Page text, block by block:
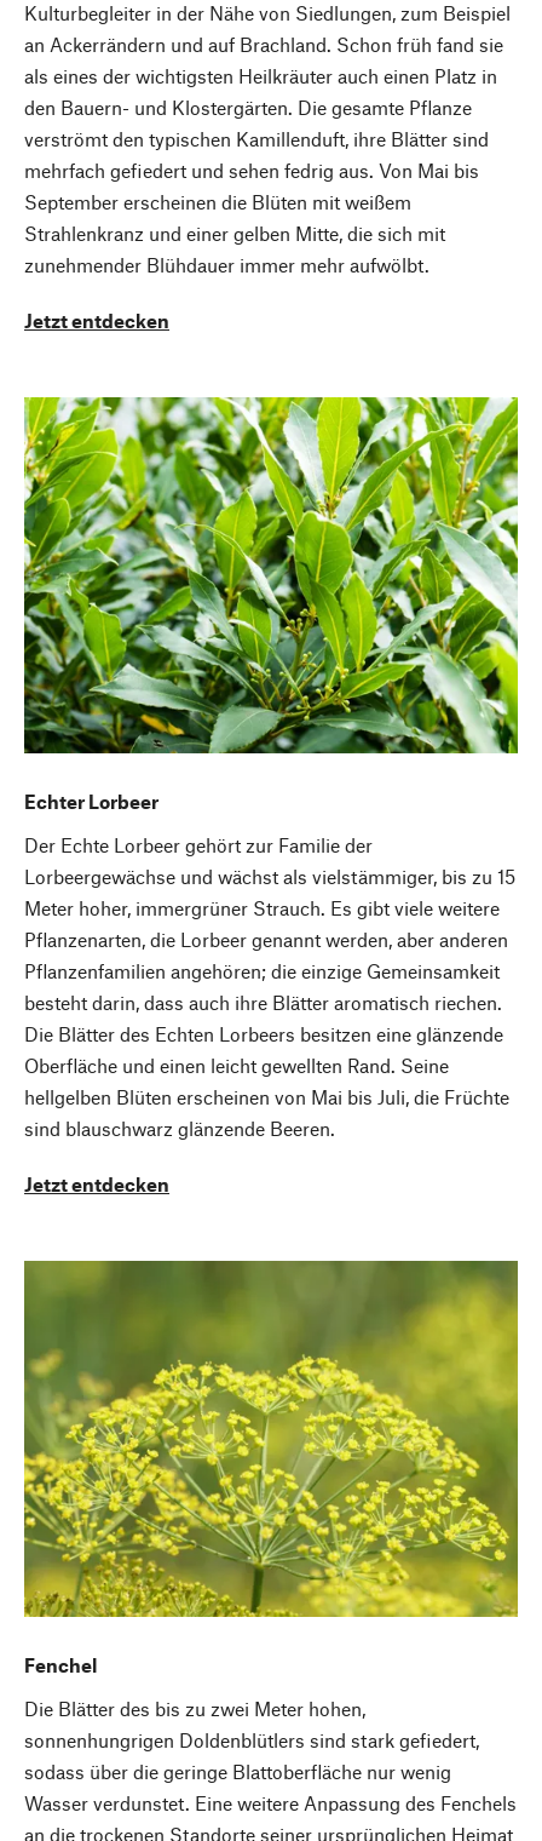
Kulturbegleiter in der Nähe von Siedlungen, zum Beispiel
an Ackerrändern und auf Brachland. Schon früh fand sie
als eines der wichtigsten Heilkräuter auch einen Platz in
den Bauern- und Klostergärten. Die gesamte Pflanze
verströmt den typischen Kamillenduft, ihre Blätter sind
mehrfach gefiedert und sehen fedrig aus. Von Mai bis
September erscheinen die Blüten mit weißem
Strahlenkranz und einer gelben Mitte, die sich mit
zunehmender Blühdauer immer mehr aufwölbt.
Jetzt entdecken
Echter Lorbeer
Der Echte Lorbeer gehört zur Familie der
Lorbeergewächse und wächst als vielstämmiger, bis zu 15
Meter hoher, immergrüner Strauch. Es gibt viele weitere
Pflanzenarten, die Lorbeer genannt werden, aber anderen
Pflanzenfamilien angehören; die einzige Gemeinsamkeit
besteht darin, dass auch ihre Blätter aromatisch riechen.
Die Blätter des Echten Lorbeers besitzen eine glänzende
Oberfläche und einen leicht gewellten Rand. Seine
hellgelben Blüten erscheinen von Mai bis Juli, die Früchte
sind blauschwarz glänzende Beeren.
Jetzt entdecken
Fenchel
Die Blätter des bis zu zwei Meter hohen,
sonnenhungrigen Doldenblütlers sind stark gefiedert,
sodass über die geringe Blattoberfläche nur wenig
Wasser verdunstet. Eine weitere Anpassung des Fenchels
an die trockenen Standorte seiner ursprünglichen Heimat